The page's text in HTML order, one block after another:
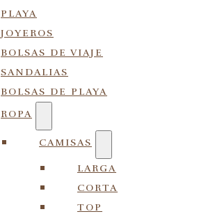
PLAYA
JOYEROS
BOLSAS DE VIAJE
SANDALIAS
BOLSAS DE PLAYA
ROPA
CAMISAS
LARGA
CORTA
TOP